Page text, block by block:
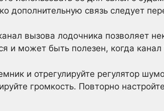
дополнительную связь следует
вызова лодочника позволяет
и может быть полезен, когда канал
и отрегулируйте регулятор
громкость. Повторно